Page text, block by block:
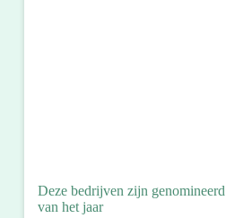
Deze bedrijven zijn
van het jaar